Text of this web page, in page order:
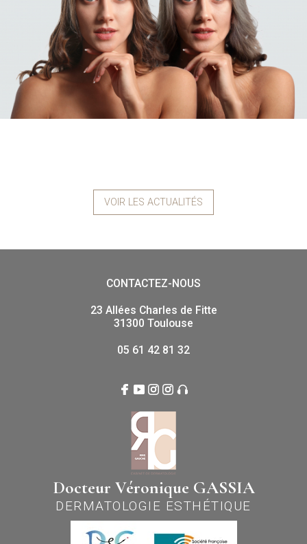
VOIR LES ACTUALITÉS
CONTACTEZ-NOUS
23 Allées Charles de Fitte
31300 Toulouse
05 61 42 81 32
Docteur Véronique GASSIA
DERMATOLOGIE ESTHÉTIQUE